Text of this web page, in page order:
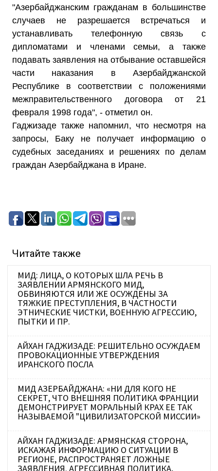
"Азербайджанским гражданам в большинстве
случаев не разрешается встречаться и
устанавливать телефонную связь с
дипломатами и членами семьи, а также
подавать заявления на отбывание оставшейся
части наказания в Азербайджанской
Республике в соответствии с положениями
межправительственного договора от 21
февраля 1998 года", - отметил он.
Гаджизаде также напомнил, что несмотря на
запросы, Баку не получает информацию о
судебных заседаниях и решениях по делам
граждан Азербайджана в Иране.
Читайте также
МИД: ЛИЦА, О КОТОРЫХ ШЛА РЕЧЬ В
ЗАЯВЛЕНИИ АРМЯНСКОГО МИД,
ОБВИНЯЮТСЯ ИЛИ ЖЕ ОСУЖДЕНЫ ЗА
ТЯЖКИЕ ПРЕСТУПЛЕНИЯ, В ЧАСТНОСТИ
ЭТНИЧЕСКИЕ ЧИСТКИ, ВОЕННУЮ АГРЕССИЮ,
ПЫТКИ И ПР.
АЙХАН ГАДЖИЗАДЕ: РЕШИТЕЛЬНО ОСУЖДАЕМ
ПРОВОКАЦИОННЫЕ УТВЕРЖДЕНИЯ
ИРАНСКОГО ПОСЛА
МИД АЗЕРБАЙДЖАНА: «НИ ДЛЯ КОГО НЕ
СЕКРЕТ, ЧТО ВНЕШНЯЯ ПОЛИТИКА ФРАНЦИИ
ДЕМОНСТРИРУЕТ МОРАЛЬНЫЙ КРАХ ЕЕ ТАК
НАЗЫВАЕМОЙ "ЦИВИЛИЗАТОРСКОЙ МИССИИ»
АЙХАН ГАДЖИЗАДЕ: АРМЯНСКАЯ СТОРОНА,
ИСКАЖАЯ ИНФОРМАЦИЮ О СИТУАЦИИ В
РЕГИОНЕ, РАСПРОСТРАНЯЕТ ЛОЖНЫЕ
ЗАЯВЛЕНИЯ. АГРЕССИВНАЯ ПОЛИТИКА,